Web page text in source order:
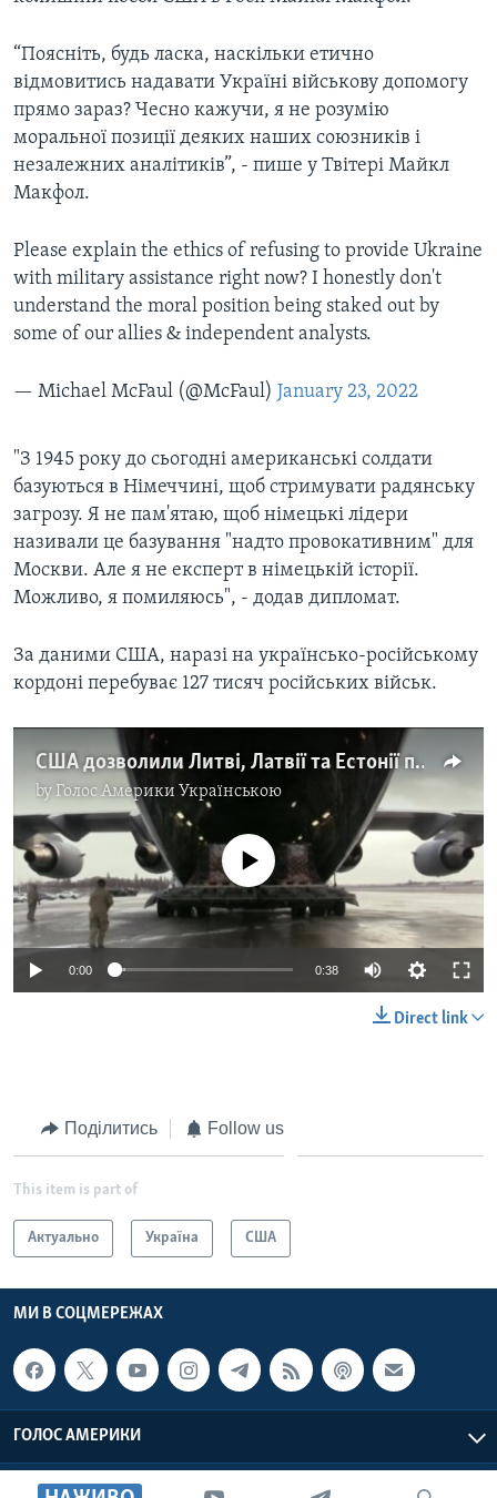
“Поясніть, будь ласка, наскільки етично
відмовитись надавати Україні військову допомогу
прямо зараз? Чесно кажучи, я не розумію
моральної позиції деяких наших союзників і
незалежних аналітиків”, - пише у Твітері Майкл
Макфол.
Please explain the ethics of refusing to provide Ukraine
with military assistance right now? I honestly don't
understand the moral position being staked out by
some of our allies & independent analysts.
— Michael McFaul (@McFaul) January 23, 2022
"З 1945 року до сьогодні американські солдати
базуються в Німеччині, щоб стримувати радянську
загрозу. Я не пам'ятаю, щоб німецькі лідери
називали це базування "надто провокативним" для
Москви. Але я не експерт в німецькій історії.
Можливо, я помиляюсь", - додав дипломат.
За даними США, наразі на українсько-російському
кордоні перебуває 127 тисяч російських військ.
США дозволили Литві, Латвії та Естонії передати Україні зброю американського виробництва - ЗМІ. Відео
byГолос Америки Українською
No media source currently available
0:00 0:38
Direct link
Поділитись Follow us
This item is part of
Актуально Україна США
МИ В СОЦМЕРЕЖАХ
ГОЛОС АМЕРИКИ
Голос Америки © 2026 VOA, Inc. Всі права захищені